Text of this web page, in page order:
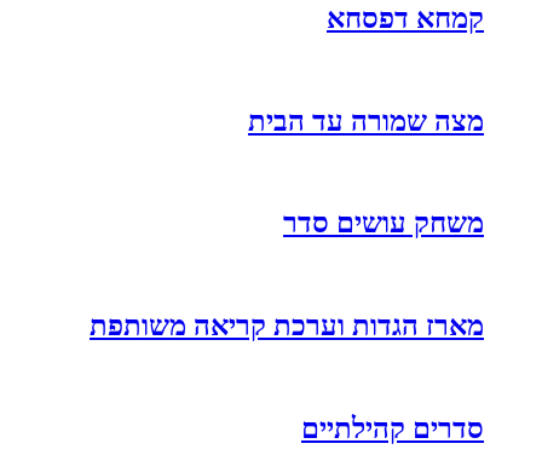
קמחא דפסחא
מצה שמורה עד הבית
משחק עושים סדר
מארז הגדות וערכת קריאה משותפת
סדרים קהילתיים